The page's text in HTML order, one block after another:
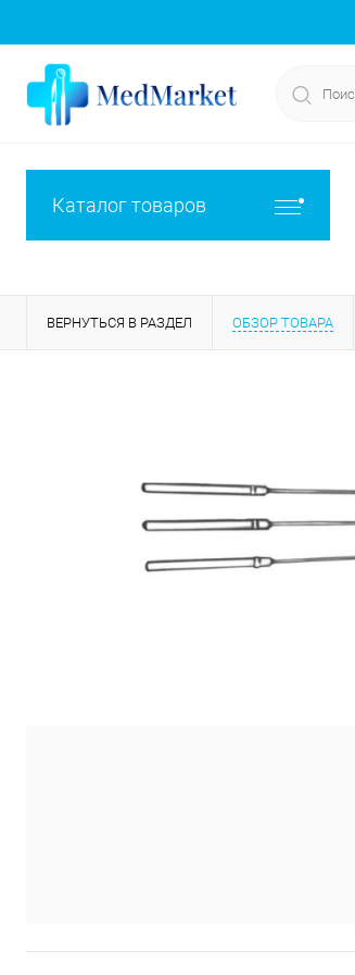
Каталог товаров
ВЕРНУТЬСЯ В РАЗДЕЛ ОБЗОР ТОВАРА